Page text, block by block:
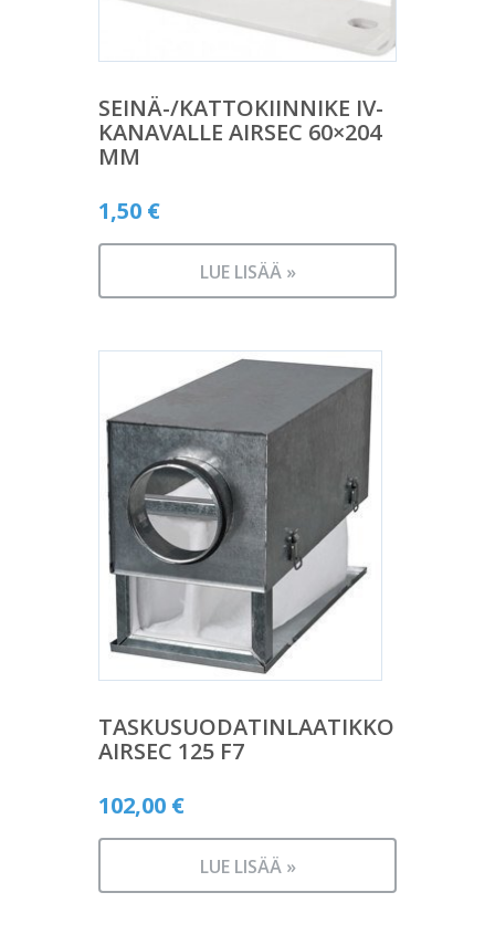
SEINÄ-/KATTOKIINNIKE IV-
KANAVALLE AIRSEC 60×204
MM
1,50 €
LUE LISÄÄ »
TASKUSUODATINLAATIKKO
AIRSEC 125 F7
102,00 €
LUE LISÄÄ »